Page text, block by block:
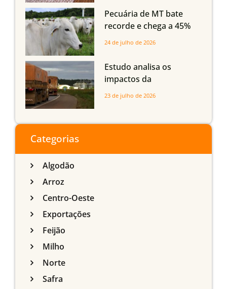
Maranhão
Pecuária de MT bate
recorde e chega a 45%
dos bovinos abatidos
24 de julho de 2026
Estudo analisa os
impactos da
infraestrutura logística
do Sul
23 de julho de 2026
Categorias
Algodão
Arroz
Centro-Oeste
Exportações
Feijão
Milho
Norte
Safra